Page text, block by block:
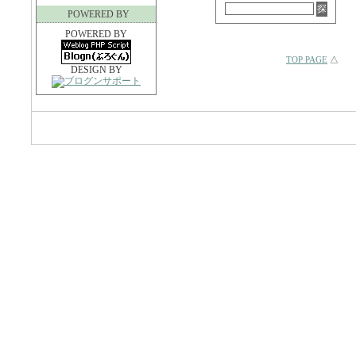
POWERED BY
POWERED BY
DESIGN BY
TOP PAGE △